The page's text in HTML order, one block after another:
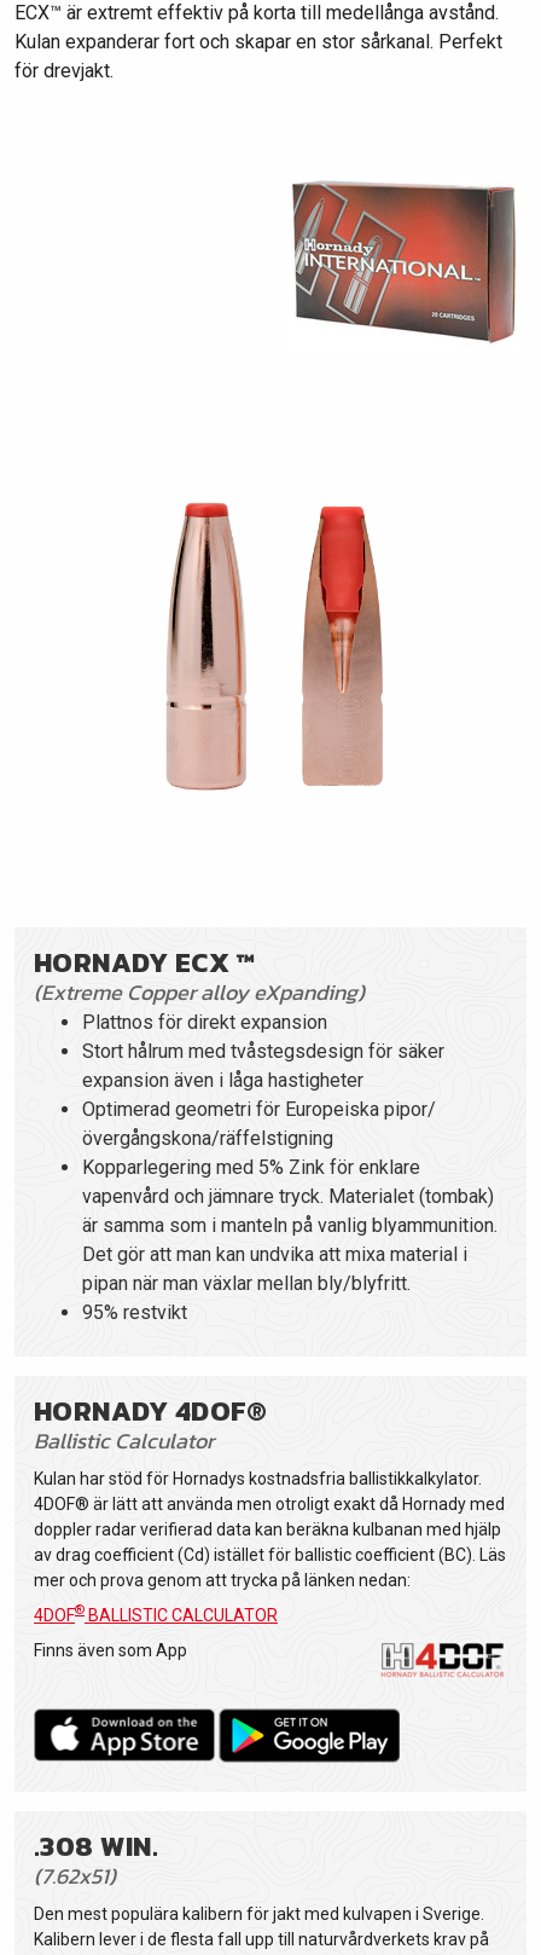
ECX™ är extremt effektiv på korta till medellånga avstånd.
Kulan expanderar fort och skapar en stor sårkanal. Perfekt
för drevjakt.
HORNADY ECX ™
(Extreme Copper alloy eXpanding)
Plattnos för direkt expansion
Stort hålrum med tvåstegsdesign för säker
expansion även i låga hastigheter
Optimerad geometri för Europeiska pipor/
övergångskona/räffelstigning
Kopparlegering med 5% Zink för enklare
vapenvård och jämnare tryck. Materialet (tombak)
är samma som i manteln på vanlig blyammunition.
Det gör att man kan undvika att mixa material i
pipan när man växlar mellan bly/blyfritt.
95% restvikt
HORNADY 4DOF®
Ballistic Calculator
Kulan har stöd för Hornadys kostnadsfria ballistikkalkylator.
4DOF® är lätt att använda men otroligt exakt då Hornady med
doppler radar verifierad data kan beräkna kulbanan med hjälp
av drag coefficient (Cd) istället för ballistic coefficient (BC). Läs
mer och prova genom att trycka på länken nedan:
4DOF® BALLISTIC CALCULATOR
Finns även som App
.308 WIN.
(7.62x51)
Den mest populära kalibern för jakt med kulvapen i Sverige.
Kalibern lever i de flesta fall upp till naturvårdverkets krav på